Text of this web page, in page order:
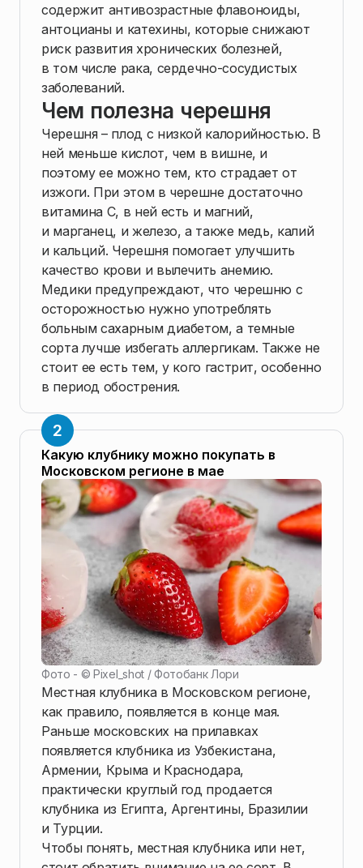
содержит антивозрастные флавоноиды,
антоцианы и катехины, которые снижают
риск развития хронических болезней,
в том числе рака, сердечно-сосудистых
заболеваний.
Чем полезна черешня
Черешня – плод с низкой калорийностью. В
ней меньше кислот, чем в вишне, и
поэтому ее можно тем, кто страдает от
изжоги. При этом в черешне достаточно
витамина С, в ней есть и магний,
и марганец, и железо, а также медь, калий
и кальций. Черешня помогает улучшить
качество крови и вылечить анемию.
Медики предупреждают, что черешню с
осторожностью нужно употреблять
больным сахарным диабетом, а темные
сорта лучше избегать аллергикам. Также не
стоит ее есть тем, у кого гастрит, особенно
в период обострения.
Какую клубнику можно покупать в
Московском регионе в мае
Фото - ©Pixel_shot / Фотобанк Лори
Местная клубника в Московском регионе,
как правило, появляется в конце мая.
Раньше московских на прилавках
появляется клубника из Узбекистана,
Армении, Крыма и Краснодара,
практически круглый год продается
клубника из Египта, Аргентины, Бразилии
и Турции.
Чтобы понять, местная клубника или нет,